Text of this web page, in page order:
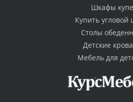
Шкафы купе
Купить угловой
Столы
Детские
Мебель для